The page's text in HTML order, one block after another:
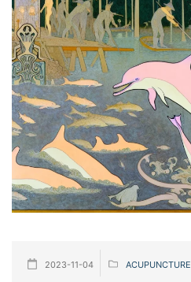
2023-11-04 ACUPUNCTURE